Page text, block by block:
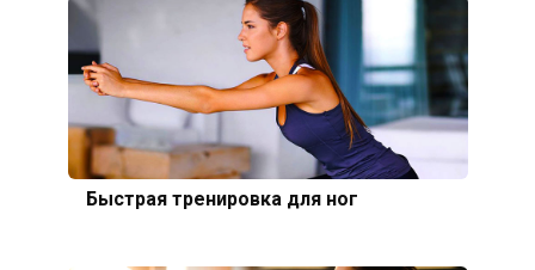
Быстрая тренировка для ног